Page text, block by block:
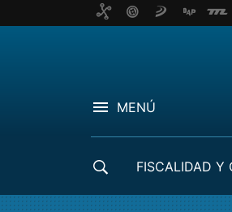
MENÚ
FISCALIDAD Y